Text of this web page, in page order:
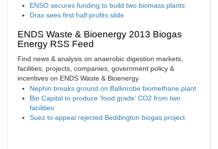
ENSO secures funding to build two biomass plants
Drax sees first half profits slide
ENDS Waste & Bioenergy 2013 Biogas
Energy RSS Feed
Find news & analysis on anaerobic digestion markets,
facilities, projects, companies, government policy &
incentives on ENDS Waste & Bioenergy
Nephin breaks ground on Ballinrobe biomethane plant
Bio Capital to produce ‘food grade’ CO2 from two
facilities
Suez to appeal rejected Beddington biogas project